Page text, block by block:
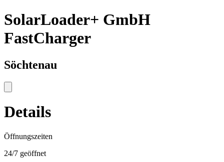
SolarLoader+ GmbH
FastCharger
Söchtenau
Details
Öffnungszeiten
24/7 geöffnet